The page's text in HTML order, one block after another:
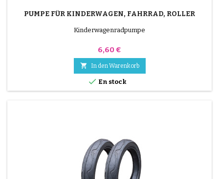
PUMPE FÜR KINDERWAGEN, FAHRRAD, ROLLER
Kinderwagenradpumpe
Preis
6,60 €
 In den Warenkorb
 En stock